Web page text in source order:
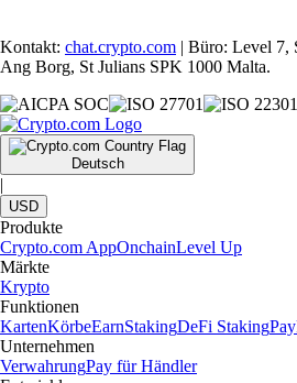
Kontakt: chat.crypto.com | Büro: Level 7,
Ang Borg, St Julians SPK 1000 Malta.
Deutsch
|
USD
Produkte
Crypto.com AppOnchainLevel Up
Märkte
Krypto
Funktionen
KartenKörbeEarnStakingDeFi StakingPay
Unternehmen
VerwahrungPay für Händler